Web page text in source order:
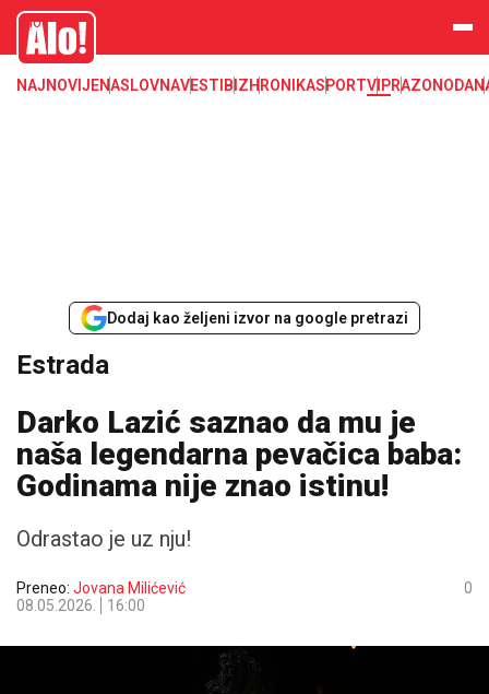
Estrada, poznati, VIP
Alo
NAJNOVIJENASLOVNAVESTI BIZHRONIKASPORTVIPRAZONODA
Dodaj kao željeni izvor na google pretrazi
Estrada
Darko Lazić saznao da mu je
naša legendarna pevačica baba:
Godinama nije znao istinu!
Odrastao je uz nju!
Preneo: Jovana Milićević
08.05.2026.
16:00
0